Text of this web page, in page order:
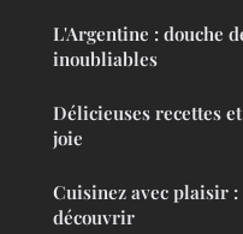
L'Argentine : douche
inoubliables
Délicieuses recettes
joie
Cuisinez avec plaisir :
découvrir